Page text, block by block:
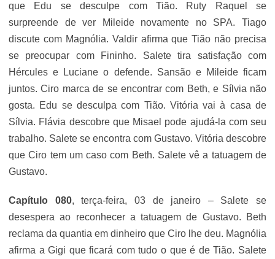
que Edu se desculpe com Tião. Ruty Raquel se
surpreende de ver Mileide novamente no SPA. Tiago
discute com Magnólia. Valdir afirma que Tião não precisa
se preocupar com Fininho. Salete tira satisfação com
Hércules e Luciane o defende. Sansão e Mileide ficam
juntos. Ciro marca de se encontrar com Beth, e Sílvia não
gosta. Edu se desculpa com Tião. Vitória vai à casa de
Sílvia. Flávia descobre que Misael pode ajudá-la com seu
trabalho. Salete se encontra com Gustavo. Vitória descobre
que Ciro tem um caso com Beth. Salete vê a tatuagem de
Gustavo.
Capítulo 080, terça-feira, 03 de janeiro – Salete se
desespera ao reconhecer a tatuagem de Gustavo. Beth
reclama da quantia em dinheiro que Ciro lhe deu. Magnólia
afirma a Gigi que ficará com tudo o que é de Tião. Salete